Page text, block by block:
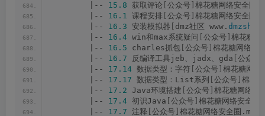
        |--
15.8 获取评论 公众号 棉花糖网络安全圈
        |--
16.1 课程安排 公众号 棉花糖网络安全圈
        |--
16.3 安装模拟器 dmz社区 www.
        |--
16.4 win和max系统疑问 公众号 棉花糖网
        |--
16.5 charles抓包 公众号 棉花糖网络安
        |--
16.7 反编译工具jeb、jadx、gda 公众号
        |--
17.14 数据类型：字符 公众号 棉花糖网络
        |--
17.17 数据类型：List系列 公众号 棉花
        |--
17.2 Java环境搭建 公众号 棉花糖网络安
        |--
17.4 初识Java 公众号 棉花糖网络安全圈
        |--
17.7 注释 公众号 棉花糖网络安全圈.mp4